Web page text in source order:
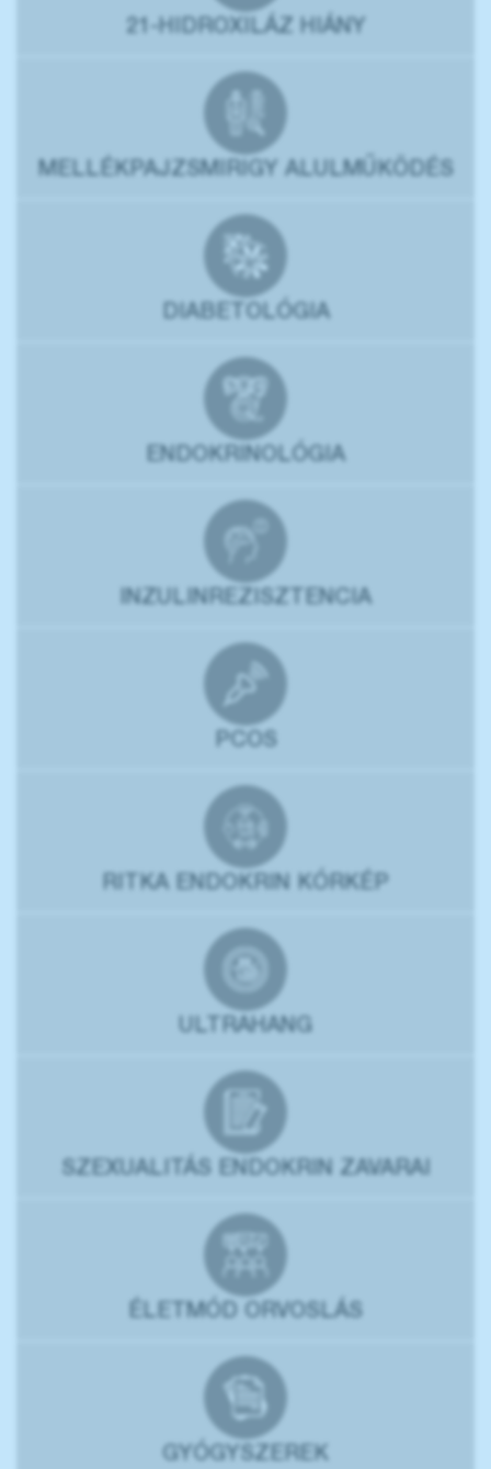
21-HIDROXILÁZ HIÁNY
MELLÉKPAJZSMIRIGY ALULMŰKÖDÉS
DIABETOLÓGIA
ENDOKRINOLÓGIA
INZULINREZISZTENCIA
PCOS
RITKA ENDOKRIN KÓRKÉP
ULTRAHANG
SZEXUALITÁS ENDOKRIN ZAVARAI
ÉLETMÓD ORVOSLÁS
GYÓGYSZEREK